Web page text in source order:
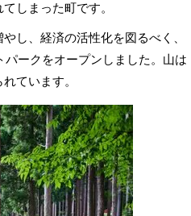
しまった町です。
し、経済の活性化を図るべく、
ークをオープンしました。山は
ています。